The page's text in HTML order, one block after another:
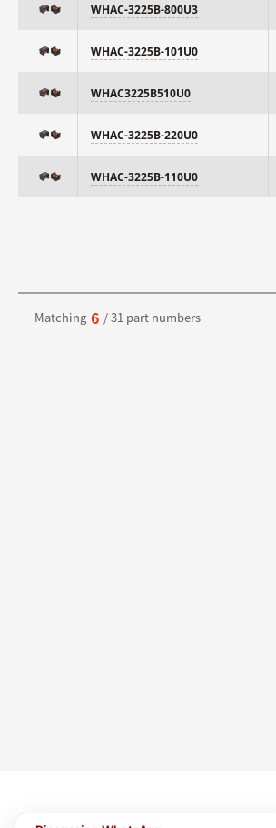
WHAC-3225B-800U3
WHAC-3225B-101U0
WHAC3225B510U0
WHAC-3225B-220U0
WHAC-3225B-110U0
Matching 6 / 31 part numbers